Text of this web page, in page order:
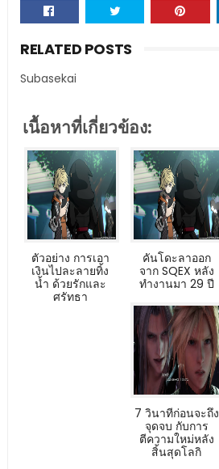
RELATED POSTS
Subasekai
เนื้อหาที่เกี่ยวข้อง:
ตัวอย่าง การเอา
เงินไปละลายทิ้ง
น้ำ ด้วยรักและ
ศรัทธา
คันโดะลาออก
จาก SQEX หลัง
ทำงานมา 29 ปี
7 วินาทีก่อนจะถึง
จุดจบ กับการ
ตีความใหม่หลัง
สิ้นสุดโลกิ